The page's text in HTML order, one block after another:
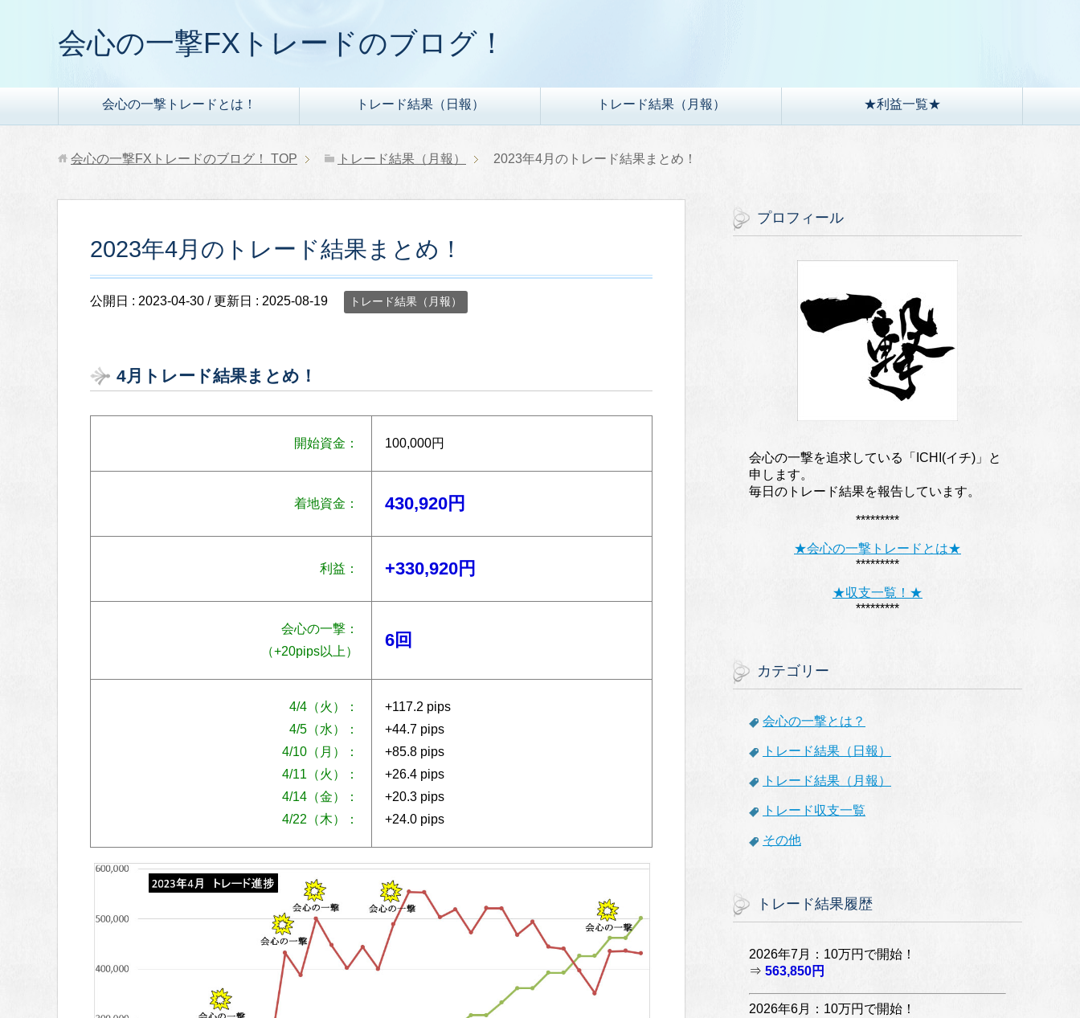
会心の一撃FXトレードのブログ！
会心の一撃トレードとは！ トレード結果（日報） トレード結果（月報） ★利益一覧★
会心の一撃FXトレードのブログ！ TOP トレード結果（月報） 2023年4月のトレード結果まとめ！
2023年4月のトレード結果まとめ！
公開日 : 2023-04-30 / 更新日 : 2025-08-19 トレード結果（月報）
4月トレード結果まとめ！
開始資金： 100,000円
着地資金： 430,920円
利益： +330,920円
会心の一撃：
（+20pips以上）
6回
4/4（火）：
4/5（水）：
4/10（月）：
4/11（火）：
4/14（金）：
4/22（木）：
+117.2 pips
+44.7 pips
+85.8 pips
+26.4 pips
+20.3 pips
+24.0 pips
プロフィール
会心の一撃を追求している「ICHI(イチ)」と
申します。
毎日のトレード結果を報告しています。
*********
★会心の一撃トレードとは★
*********
★収支一覧！★
*********
カテゴリー
会心の一撃とは？
トレード結果（日報）
トレード結果（月報）
トレード収支一覧
その他
トレード結果履歴
2026年7月：10万円で開始！
⇒ 563,850円
2026年6月：10万円で開始！